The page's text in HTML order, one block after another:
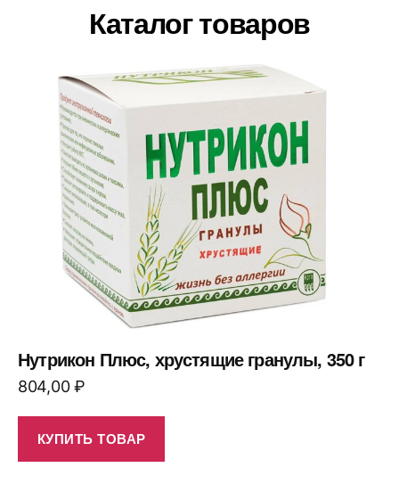
Каталог товаров
Нутрикон Плюс, хрустящие гранулы, 350 г
804,00₽
КУПИТЬ ТОВАР